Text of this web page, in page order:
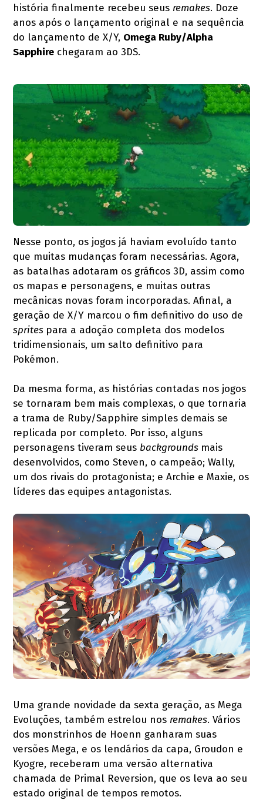
história finalmente recebeu seus remakes. Doze
anos após o lançamento original e na sequência
do lançamento de X/Y, Omega Ruby/Alpha
Sapphire chegaram ao 3DS.
Nesse ponto, os jogos já haviam evoluído tanto
que muitas mudanças foram necessárias. Agora,
as batalhas adotaram os gráficos 3D, assim como
os mapas e personagens, e muitas outras
mecânicas novas foram incorporadas. Afinal, a
geração de X/Y marcou o fim definitivo do uso de
sprites para a adoção completa dos modelos
tridimensionais, um salto definitivo para
Pokémon.
Da mesma forma, as histórias contadas nos jogos
se tornaram bem mais complexas, o que tornaria
a trama de Ruby/Sapphire simples demais se
replicada por completo. Por isso, alguns
personagens tiveram seus backgrounds mais
desenvolvidos, como Steven, o campeão; Wally,
um dos rivais do protagonista; e Archie e Maxie, os
líderes das equipes antagonistas.
Uma grande novidade da sexta geração, as Mega
Evoluções, também estrelou nos remakes. Vários
dos monstrinhos de Hoenn ganharam suas
versões Mega, e os lendários da capa, Groudon e
Kyogre, receberam uma versão alternativa
chamada de Primal Reversion, que os leva ao seu
estado original de tempos remotos.